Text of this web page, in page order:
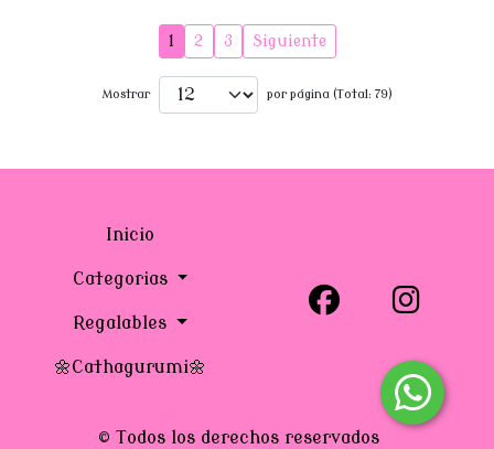
1 2 3 Siguiente
Mostrar por página (Total: 79)
Inicio
Categorias
Regalables
🌼Cathagurumi🌼
© Todos los derechos reservados